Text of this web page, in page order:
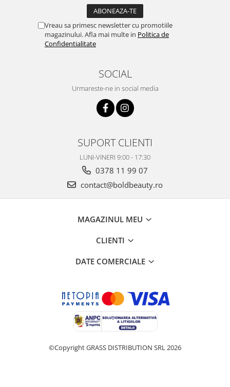
Vreau sa primesc newsletter cu promotiile
magazinului. Afla mai multe in Politica de
Confidentialitate
SOCIAL
Urmareste-ne in social media
SUPORT CLIENTI
LUNI-VINERI 9:00 - 17:30
0378 11 99 07
contact@boldbeauty.ro
MAGAZINUL MEU
CLIENTI
DATE COMERCIALE
©Copyright GRASS DISTRIBUTION SRL 2026